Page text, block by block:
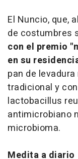
El Nuncio, que,
de costumbres
con el premio
en su
pan de
tradicional y
lactobacillus
antimicrobiano
microbioma.
Medita a diario